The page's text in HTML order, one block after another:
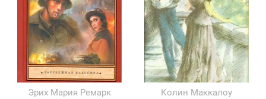
Эрих Мария Ремарк
Колин Маккалоу